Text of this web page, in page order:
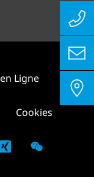
Ligne
Cookies